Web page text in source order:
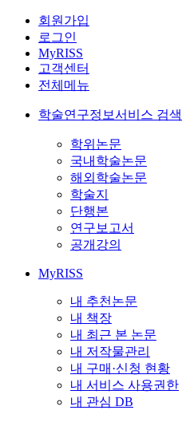
회원가입
로그인
MyRISS
고객센터
전체메뉴
학술연구정보서비스 검색
학위논문
국내학술논문
해외학술논문
학술지
단행본
연구보고서
공개강의
MyRISS
내 추천논문
내 책장
내 최근 본 논문
내 저작물관리
내 구매·신청 현황
내 서비스 사용권한
내 관심 DB